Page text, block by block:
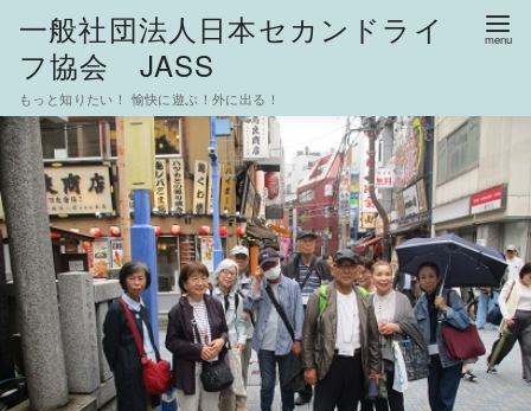
コ
ン
テ
ン
ツ
へ
一般社団法人日本セカンドライ
フ協会 JASS
もっと知りたい！ 愉快に遊ぶ！外に出る！